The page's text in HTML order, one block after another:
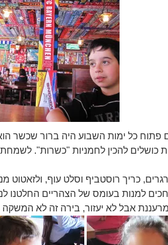
פתוח כל ימות השבוע היה ברור שכשר
כושלים להכין לחמניות "כשרות".
למנות בעומס של הצהריים החלטנו
אבל לא יעזור, בירה זה לא המשקה